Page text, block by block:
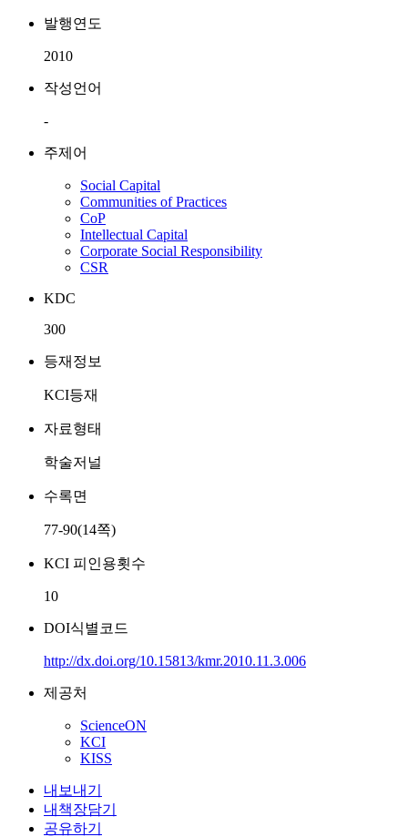
발행연도
2010
작성언어
-
주제어
Social Capital
Communities of Practices
CoP
Intellectual Capital
Corporate Social Responsibility
CSR
KDC
300
등재정보
KCI등재
자료형태
학술저널
수록면
77-90(14쪽)
KCI 피인용횟수
10
DOI식별코드
http://dx.doi.org/10.15813/kmr.2010.11.3.006
제공처
ScienceON
KCI
KISS
내보내기
내책장담기
공유하기